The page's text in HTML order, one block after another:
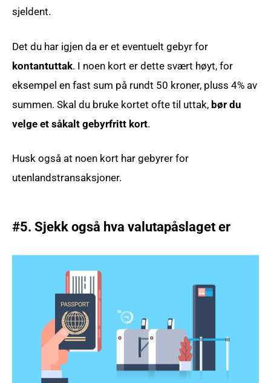
sjeldent.
Det du har igjen da er et eventuelt gebyr for
kontantuttak. I noen kort er dette svært høyt, for
eksempel en fast sum på rundt 50 kroner, pluss 4% av
summen. Skal du bruke kortet ofte til uttak, bør du
velge et såkalt gebyrfritt kort.
Husk også at noen kort har gebyrer for
utenlandstransaksjoner.
#5. Sjekk også hva valutapåslaget er